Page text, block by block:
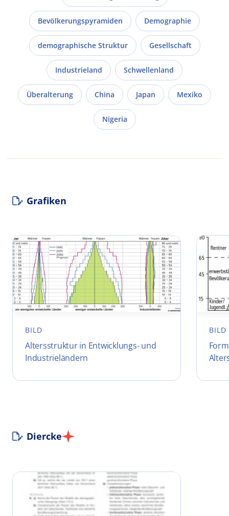
Bevölkerungspyramiden Demographie
demographische Struktur Gesellschaft
Industrieland Schwellenland
Überalterung China Japan Mexiko
Nigeria
Grafiken
BILD
Altersstruktur in Entwicklungs- und
Industrieländern
BILD
Diercke